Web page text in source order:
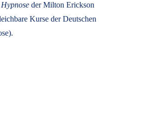
der Milton Erickson
Kurse der Deutschen